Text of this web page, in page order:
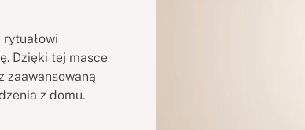
Dzięki tej masce
zaawansowaną
z domu.